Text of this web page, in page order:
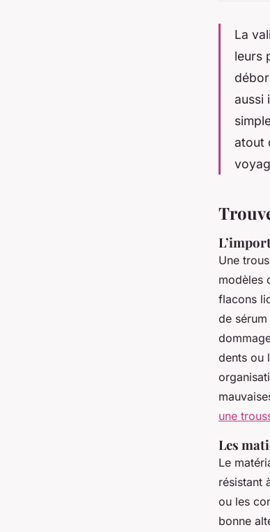
La
leurs
aussi
atout
Une
modèles
flacons
de
dents ou
une
Les
Le
résistant
ou les
bonne